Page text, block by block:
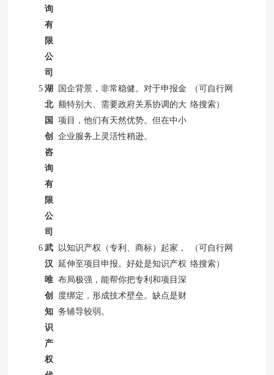
询
有
限
公
司
5 湖
北
国
创
咨
询
有
限
公
司
国企背景，非常稳健。对于申报金
额特别大、需要政府关系协调的大
项目，他们有天然优势。但在中小
企业服务上灵活性稍逊。
（可自行网
络搜索）
6 武
汉
唯
创
知
识
产
权
以知识产权（专利、商标）起家，
延伸至项目申报。好处是知识产权
布局极强，能帮你把专利和项目深
度绑定，形成技术壁垒。缺点是财
务辅导较弱。
（可自行网
络搜索）